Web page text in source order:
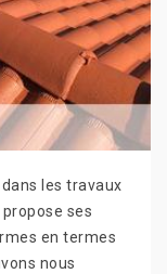
les travaux
ses
en termes
nous